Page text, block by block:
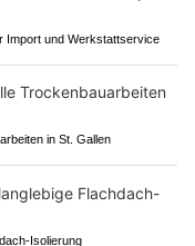
Import und Werkstattservice
in St. Gallen
Isolierung